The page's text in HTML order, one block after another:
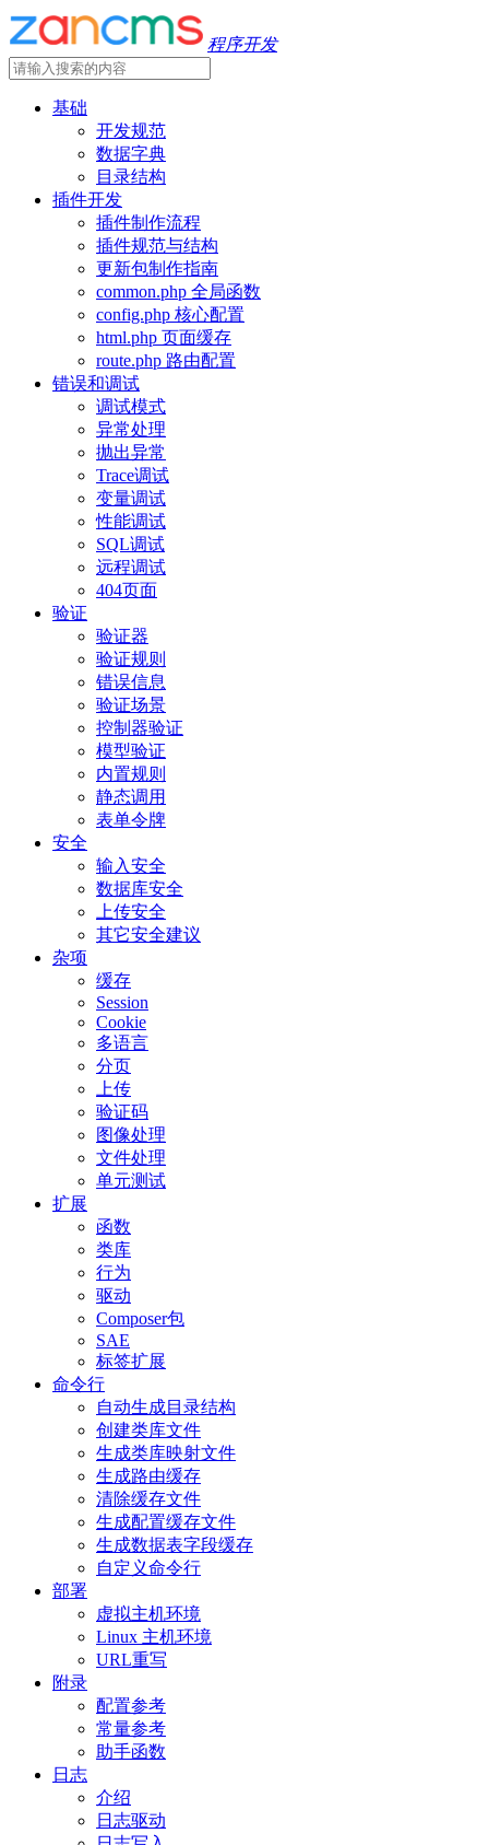
程序开发
基础
开发规范
数据字典
目录结构
插件开发
插件制作流程
插件规范与结构
更新包制作指南
common.php 全局函数
config.php 核心配置
html.php 页面缓存
route.php 路由配置
错误和调试
调试模式
异常处理
抛出异常
Trace调试
变量调试
性能调试
SQL调试
远程调试
404页面
验证
验证器
验证规则
错误信息
验证场景
控制器验证
模型验证
内置规则
静态调用
表单令牌
安全
输入安全
数据库安全
上传安全
其它安全建议
杂项
缓存
Session
Cookie
多语言
分页
上传
验证码
图像处理
文件处理
单元测试
扩展
函数
类库
行为
驱动
Composer包
SAE
标签扩展
命令行
自动生成目录结构
创建类库文件
生成类库映射文件
生成路由缓存
清除缓存文件
生成配置缓存文件
生成数据表字段缓存
自定义命令行
部署
虚拟主机环境
Linux 主机环境
URL重写
附录
配置参考
常量参考
助手函数
日志
介绍
日志驱动